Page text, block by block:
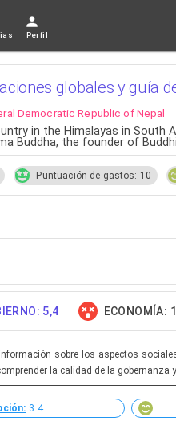
Perfil
globales y guía
Democratic Republic of Nepal
in the Himalayas in
Buddha, the founder of
Puntuación de gastos: 10
5,4 ECONOMÍA:
sobre los aspectos
la calidad de la gobernanza
3.4